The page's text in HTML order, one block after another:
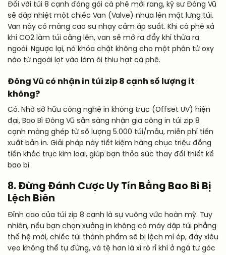
Đối với túi 8 cạnh đóng gói cà phê mới rang, kỹ sư Đông Vũ
sẽ dập nhiệt một chiếc Van (Valve) nhựa lên mặt lưng túi.
Van này có màng cao su nhạy cảm áp suất. Khi cà phê xả
khí CO2 làm túi căng lên, van sẽ mở ra đẩy khí thừa ra
ngoài. Ngược lại, nó khóa chặt không cho một phân tử oxy
nào từ ngoài lọt vào làm ôi thiu hạt cà phê.
Đông Vũ có nhận in túi zip 8 cạnh số lượng ít
không?
Có. Nhờ sở hữu công nghệ in không trục (Offset UV) hiện
đại, Bao Bì Đông Vũ sẵn sàng nhận gia công in túi zip 8
cạnh màng ghép từ số lượng 5.000 túi/mẫu, miễn phí tiền
xuất bản in. Giải pháp này tiết kiệm hàng chục triệu đồng
tiền khắc trục kim loại, giúp bạn thỏa sức thay đổi thiết kế
bao bì.
8. Đừng Đánh Cược Uy Tín Bằng Bao Bì Bị
Lệch Biên
Đỉnh cao của túi zip 8 cạnh là sự vuông vức hoàn mỹ. Tuy
nhiên, nếu bạn chọn xưởng in không có máy dập túi phẳng
thế hệ mới, chiếc túi thành phẩm sẽ bị lệch mí ép, đáy xiêu
vẹo không thể tự đứng, và tệ hơn là xì rò rỉ khí ở ngã tư góc